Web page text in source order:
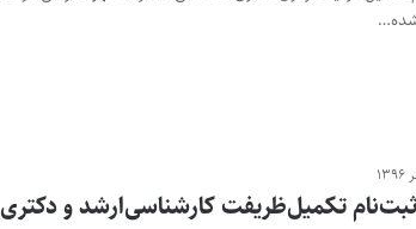
تکمیل‌ظریفت کارشناسی‌ارشد و دکتری ۹۶ دانشگاه آزاد